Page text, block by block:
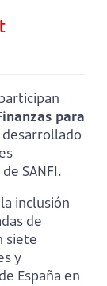
para
desarrollado
SANFI.
inclusión
de
siete
y
España en